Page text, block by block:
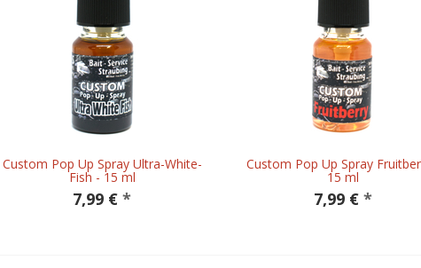
Custom Pop Up Spray Ultra-White-
Fish - 15 ml
7,99 € *
Custom Pop Up Spray
15 ml
7,99 € *